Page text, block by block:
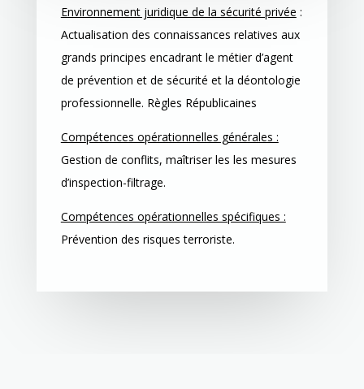
Environnement juridique de la sécurité privée :
Actualisation des connaissances relatives aux
grands principes encadrant le métier d’agent
de prévention et de sécurité et la déontologie
professionnelle. Règles Républicaines
Compétences opérationnelles générales :
Gestion de conflits, maîtriser les les mesures
d’inspection-filtrage.
Compétences opérationnelles spécifiques :
Prévention des risques terroriste.